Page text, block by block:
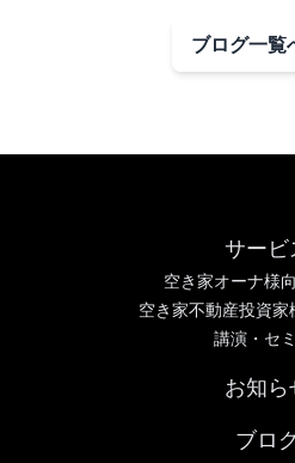
ブログ一覧
サービ
空き家オーナ様
空き家不動産投資家
講演・セ
お知ら
ブロ